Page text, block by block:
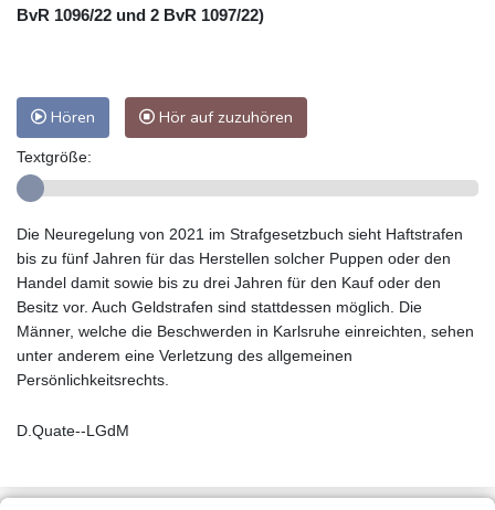
BvR 1096/22 und 2 BvR 1097/22)
Hören Hör auf zuzuhören
Textgröße:
Die Neuregelung von 2021 im Strafgesetzbuch sieht Haftstrafen
bis zu fünf Jahren für das Herstellen solcher Puppen oder den
Handel damit sowie bis zu drei Jahren für den Kauf oder den
Besitz vor. Auch Geldstrafen sind stattdessen möglich. Die
Männer, welche die Beschwerden in Karlsruhe einreichten, sehen
unter anderem eine Verletzung des allgemeinen
Persönlichkeitsrechts.
D.Quate--LGdM